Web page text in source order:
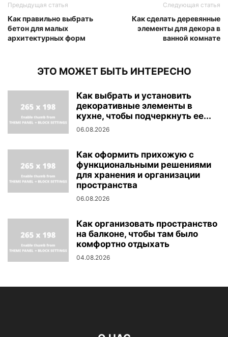
Предыдущая статья
Как правильно выбрать
бетон для малых
архитектурных форм
Следующая статья
Как сделать деревянные
элементы для декора в
ванной комнате
ЭТО МОЖЕТ БЫТЬ ИНТЕРЕСНО
Как выбрать и установить
декоративные элементы в
кухне, чтобы подчеркнуть ее...
06.08.2026
Как оформить прихожую с
функциональными решениями
для хранения и организации
пространства
06.08.2026
Как организовать пространство
на балконе, чтобы там было
комфортно отдыхать
04.08.2026